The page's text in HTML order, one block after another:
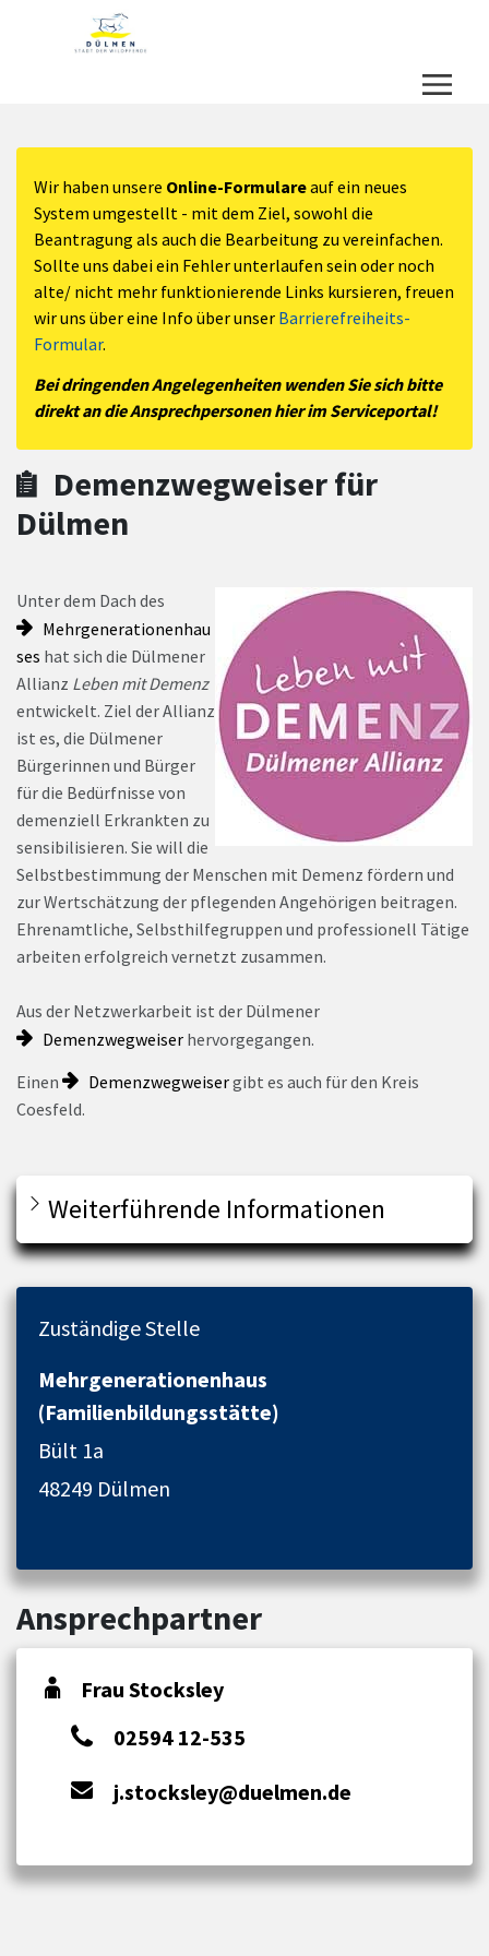
Zum Header
Zum Hauptinhalt
Zum Footer
Zum Hauptinhalt springen
Wir haben unsere Online-Formulareauf ein neues
System umgestellt - mit dem Ziel, sowohl die
Beantragung als auch die Bearbeitung zu vereinfachen.
Sollte uns dabei ein Fehler unterlaufen sein oder noch
alte/ nicht mehr funktionierende Links kursieren, freuen
wir uns über eine Info über unser Barrierefreiheits-
Formular.
Bei dringenden Angelegenheiten wenden Sie sich bitte
direkt an die Ansprechpersonen hier im Serviceportal!
Demenzwegweiser für
Dülmen
Unter dem Dach des
Mehrgenerationenhau
ses hat sich die Dülmener
Allianz Leben mit Demenz
entwickelt. Ziel der Allianz
ist es, die Dülmener
Bürgerinnen und Bürger
für die Bedürfnisse von
demenziell Erkrankten zu
sensibilisieren. Sie will die
Selbstbestimmung der Menschen mit Demenz fördern und
zur Wertschätzung der pflegenden Angehörigen beitragen.
Ehrenamtliche, Selbsthilfegruppen und professionell Tätige
arbeiten erfolgreich vernetzt zusammen.
Aus der Netzwerkarbeit ist der Dülmener
Demenzwegweiser hervorgegangen.
Einen
Demenzwegweisergibt es auch für den Kreis
Coesfeld.
Weiterführende Informationen
Zuständige Stelle
Mehrgenerationenhaus
(Familienbildungsstätte)
Bült 1a
48249 Dülmen
Ansprechpartner
Frau Stocksley
02594 12-535
j.stocksley@duelmen.de